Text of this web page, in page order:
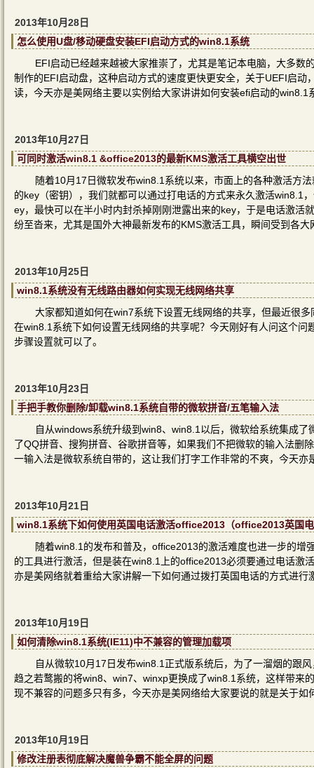
2013年10月28日
怎么使用U盘/移动硬盘安装EFI启动方式的win8.1系统
EFI启动已经越来越被大家推崇了，尤其是笔记本电脑，大多
制作的EFI启动盘，这种启动方式的速度更快更安全，关于UEFI启
读，今天亦是美网络主要以实例给大家讲讲如何安装efi启动的win8.1
2013年10月27日
可同时激活win8.1 &office2013的最新KMS激活工具横空出世
随着10月17日微软发布win8.1系统以来，市面上的各种激活方
的key（密钥），我们就都可以通过打电话的方式来永久激活win8.1
ey，最快可以在半小时内封杀掉刚刚泄露出来的key，于是电话激活
纷至沓来，尤其是国外大神最新发布的KMS激活工具，瞬间受到各大
2013年10月25日
win8.1系统没有无线路由器如何实现无线网络共享
大家都知道如何在win7系统下设置无线网络的共享，但最近很
在win8.1系统下如何设置无线网络的共享呢？今天刚好有人问这个
步骤设置就可以了。
2013年10月23日
手把手教你删除/卸载win8.1系统自带的微软拼音/五笔输入法
自从windows系统升级到win8、win8.1以后，微软给系统集成
了QQ拼音、搜狗拼音、谷歌拼音等，如果我们不把微软的输入法删
一输入法是微软系统自带的，这让我们打字工作非常的不爽，今天
2013年10月21日
win8.1系统下如何使用英国电话激活office2013（office2013英国
随着win8.1的发布和普及，office2013的激活难度也进一步的
的工具进行激活，但是装在win8.1上的office2013必须要通过电话激
亦是美网络就着重给大家讲解一下如何通过拨打英国电话的方式进行
2013年10月19日
如何清除win8.1系统(IE11)中不兼容的管理加载项
自从微软10月17日发布win8.1正式版系统后，为了一溜烟的跟
趋之若鹜搬的将win8、win7、winxp更换成了win8.1系统，这样带来
现不兼容的问题多只有多，今天亦是美网络给大家要说的就是关于如
2013年10月19日
修改注册表彻底解决魔兽争霸不能全屏的问题